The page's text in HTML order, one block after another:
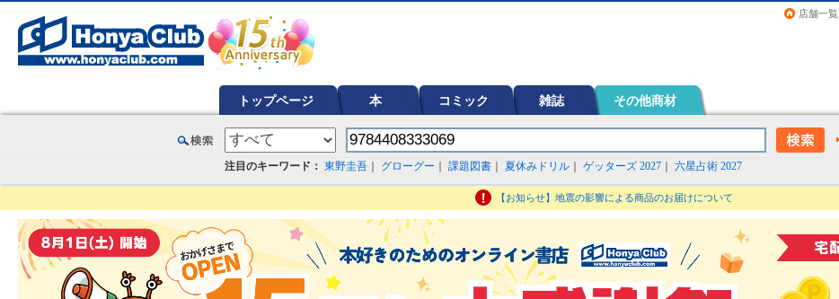
店舗一覧
トップページ 本 コミック 雑誌 その他商材
注目のキーワード： 東野圭吾 グローグー 課題図書 夏休みドリル ゲッターズ 2027 六星占術 2027
【お知らせ】地震の影響による商品のお届けについて